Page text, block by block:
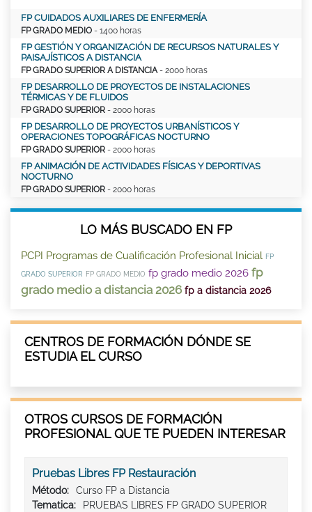
FP CUIDADOS AUXILIARES DE ENFERMERÍA
FP GRADO MEDIO - 1400 horas
FP GESTIÓN Y ORGANIZACIÓN DE RECURSOS NATURALES Y
PAISAJÍSTICOS A DISTANCIA
FP GRADO SUPERIOR A DISTANCIA- 2000 horas
FP DESARROLLO DE PROYECTOS DE INSTALACIONES
TÉRMICAS Y DE FLUIDOS
FP GRADO SUPERIOR - 2000 horas
FP DESARROLLO DE PROYECTOS URBANÍSTICOS Y
OPERACIONES TOPOGRÁFICAS NOCTURNO
FP GRADO SUPERIOR - 2000 horas
FP ANIMACIÓN DE ACTIVIDADES FÍSICAS Y DEPORTIVAS
NOCTURNO
FP GRADO SUPERIOR - 2000 horas
LO MÁS BUSCADO EN FP
PCPI Programas de Cualificación Profesional Inicial FP
GRADO SUPERIOR FP GRADO MEDIO fp grado medio 2026 fp
grado medio a distancia 2026 fp a distancia 2026
CENTROS DE FORMACIÓN DÓNDE SE
ESTUDIA EL CURSO
OTROS CURSOS DE FORMACIÓN
PROFESIONAL QUE TE PUEDEN INTERESAR
Pruebas Libres FP Restauración
Método:
Curso FP a Distancia
Tematica:
PRUEBAS LIBRES FP GRADO SUPERIOR